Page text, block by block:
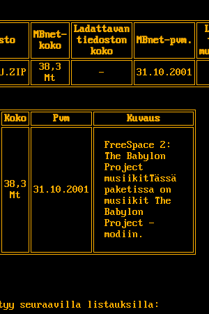
MBnet-
koko
Ladattavan
tiedoston
koko
MBnet-pvm.
38,3
Mt
- 31.10.2001
Koko Pvm Kuvaus
38,3
Mt
31.10.2001
FreeSpace 2:
The Babylon
Project
musiikitTässä
paketissa on
musiikit The
Babylon
Project -
modiin.
seuraavilla listauksilla: